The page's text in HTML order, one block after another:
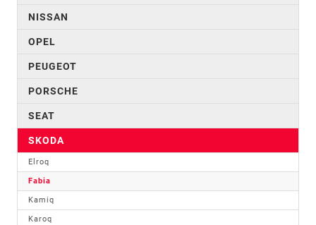
NISSAN
OPEL
PEUGEOT
PORSCHE
SEAT
SKODA
Elroq
Fabia
Kamiq
Karoq